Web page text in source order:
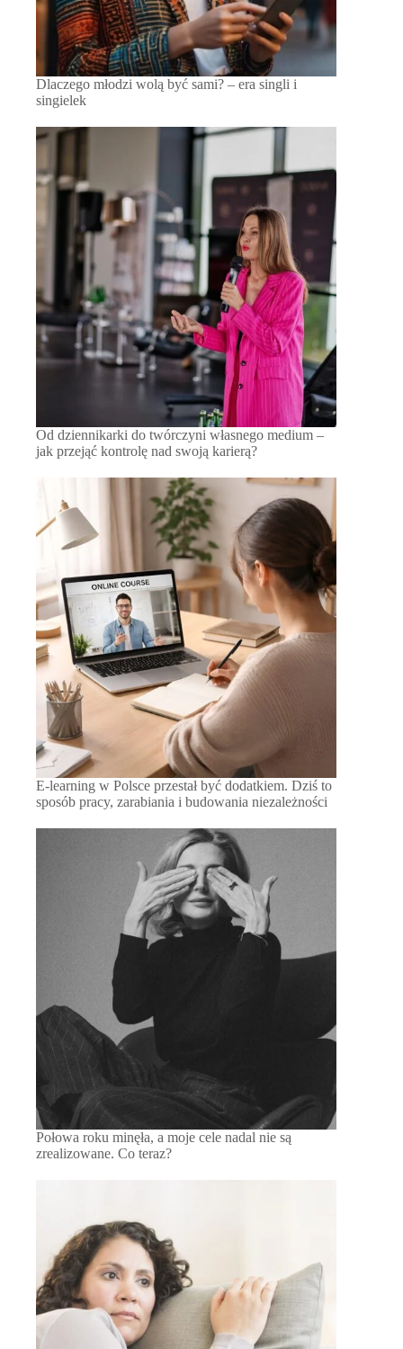
Dlaczego młodzi wolą być sami? – era singli i
singielek
Od dziennikarki do twórczyni własnego medium –
jak przejąć kontrolę nad swoją karierą?
E-learning w Polsce przestał być dodatkiem. Dziś to
sposób pracy, zarabiania i budowania niezależności
Połowa roku minęła, a moje cele nadal nie są
zrealizowane. Co teraz?